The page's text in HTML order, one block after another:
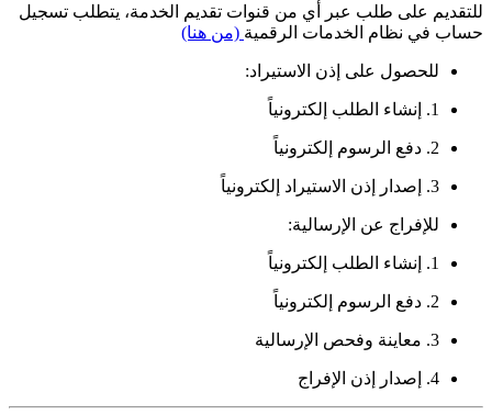
للتقديم على طلب عبر أي من قنوات تقديم الخدمة، يتطلب تسجيل
حساب في نظام الخدمات الرقمية (من هنا)
للحصول على إذن الاستيراد:
1. إنشاء الطلب إلكترونياً
2. دفع الرسوم إلكترونياً
3. إصدار إذن الاستيراد إلكترونياً
للإفراج عن الإرسالية:
1. إنشاء الطلب إلكترونياً
2. دفع الرسوم إلكترونياً
3. معاينة وفحص الإرسالية
4. إصدار إذن الإفراج